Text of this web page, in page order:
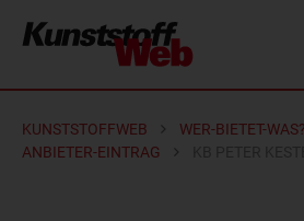
KUNSTSTOFFWEB
WER-BIETET-WAS?
ANBIETER-EINTRAG